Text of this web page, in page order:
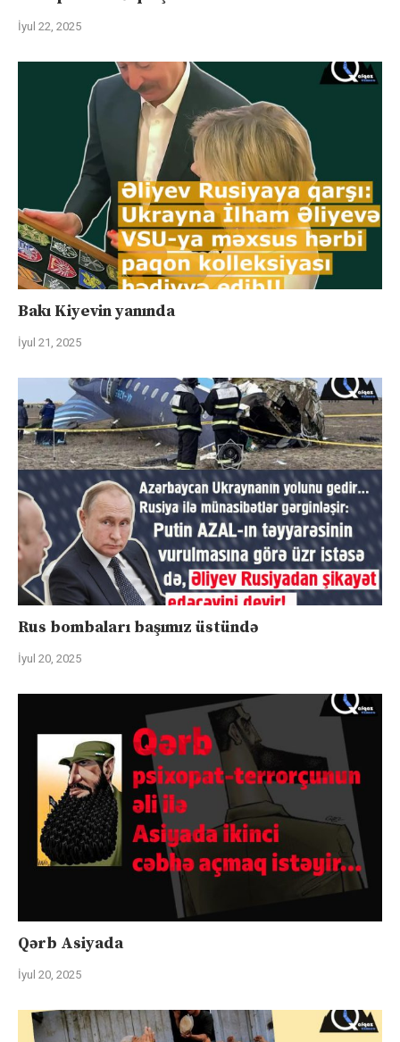
İyul 22, 2025
Bakı Kiyevin yanında
İyul 21, 2025
Rus bombaları başımız üstündə
İyul 20, 2025
Qərb Asiyada
İyul 20, 2025